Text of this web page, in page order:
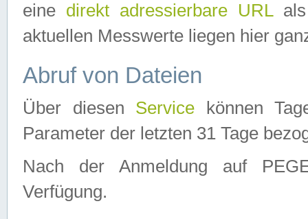
eine direkt adressierbare URLals
aktuellen Messwerte liegen hier
Abruf von Dateien
Über diesen Service können
Parameter der letzten 31 Tage
Nach der Anmeldung auf
Verfügung.